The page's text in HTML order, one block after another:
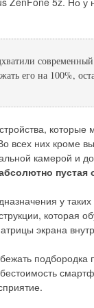
его на 100%,
которые
всех них кроме
камерой и
пустая
у
которая
экрана
подбородка